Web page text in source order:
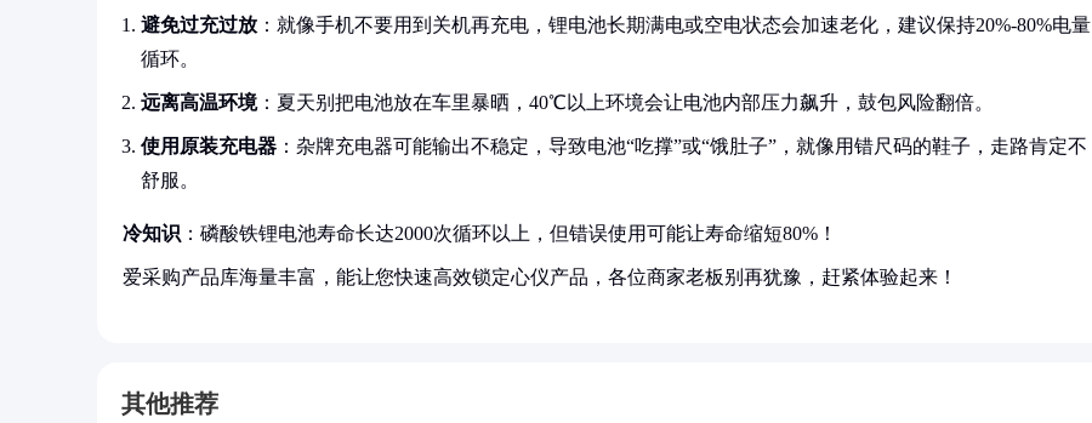
避免过充过放 ：就像手机不要用到关机再充电，锂电池长期满电或空电状态会加速老化，建议保持20%-80%电量
循环。
远离高温环境：夏天别把电池放在车里暴晒，40℃以上环境会让电池内部压力飙升，鼓包风险翻倍。
使用原装充电器 ：杂牌充电器可能输出不稳定，导致电池“吃撑”或“饿肚子”，就像用错尺码的鞋子，走路肯定不
舒服。
冷知识 ：磷酸铁锂电池寿命长达2000次循环以上，但错误使用可能让寿命缩短80%！
爱采购产品库海量丰富，能让您快速高效锁定心仪产品，各位商家老板别再犹豫，赶紧体验起来！
其他推荐